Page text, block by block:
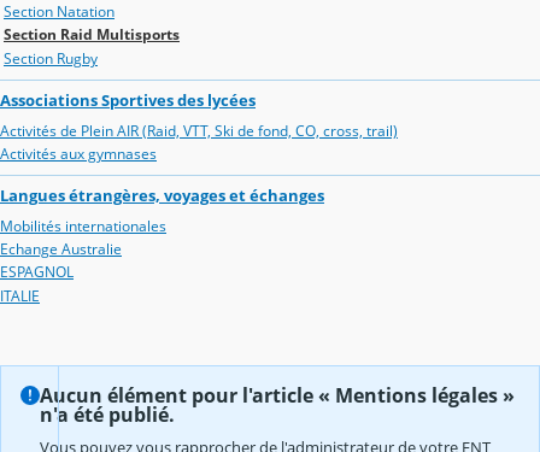
Section Natation
Section Raid Multisports
Section Rugby
Associations Sportives des lycées
Activités de Plein AIR (Raid, VTT, Ski de fond, CO, cross, trail)
Activités aux gymnases
Langues étrangères, voyages et échanges
Mobilités internationales
Echange Australie
ESPAGNOL
ITALIE
Aucun élément pour l'article « Mentions légales »
n'a été publié.